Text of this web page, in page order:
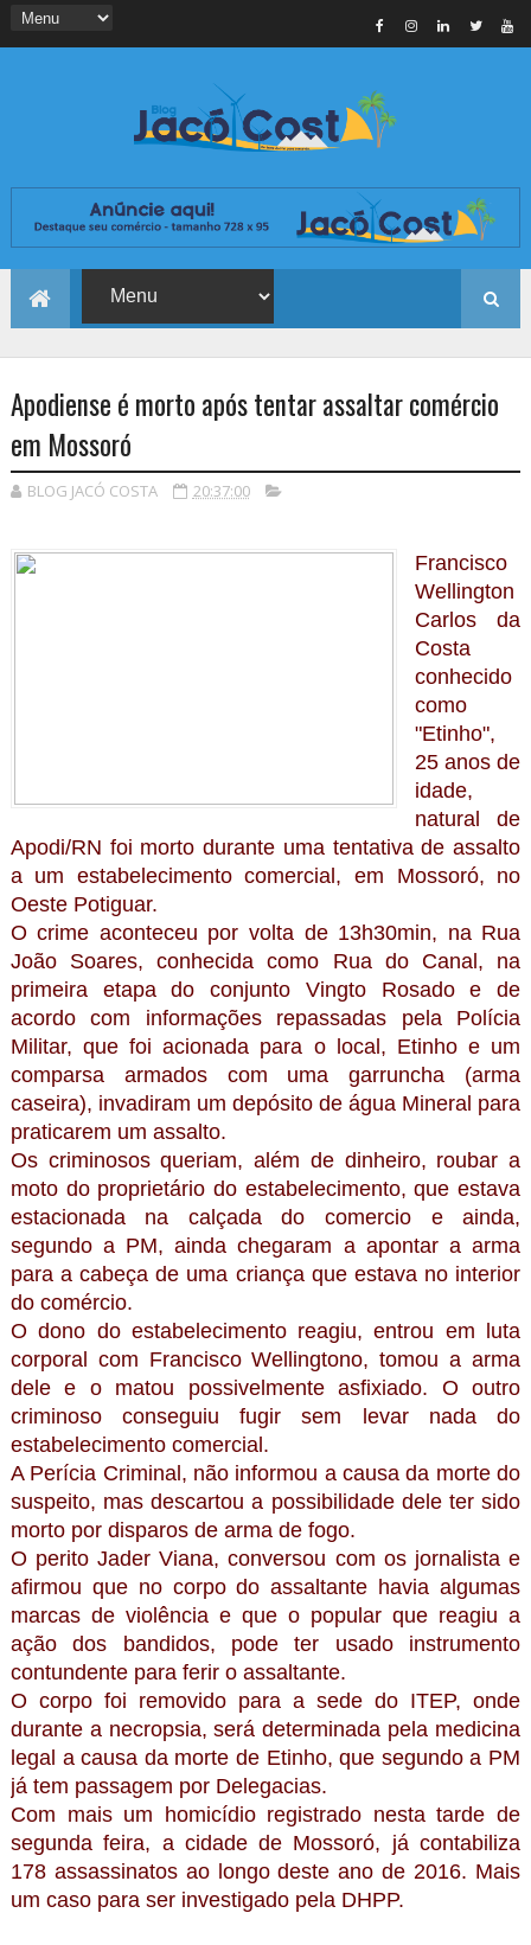
Apodiense é morto após tentar assaltar comércio
em Mossoró
BLOG JACÓ COSTA 20:37:00
Francisco
Wellington
Carlos da
Costa
conhecido
como
"Etinho",
25 anos de
idade,
natural de
Apodi/RN foi morto durante uma tentativa de assalto
a um estabelecimento comercial, em Mossoró, no
Oeste Potiguar.
O crime aconteceu por volta de 13h30min, na Rua
João Soares, conhecida como Rua do Canal, na
primeira etapa do conjunto Vingto Rosado e de
acordo com informações repassadas pela Polícia
Militar, que foi acionada para o local, Etinho e um
comparsa armados com uma garruncha (arma
caseira), invadiram um depósito de água Mineral para
praticarem um assalto.
Os criminosos queriam, além de dinheiro, roubar a
moto do proprietário do estabelecimento, que estava
estacionada na calçada do comercio e ainda,
segundo a PM, ainda chegaram a apontar a arma
para a cabeça de uma criança que estava no interior
do comércio.
O dono do estabelecimento reagiu, entrou em luta
corporal com Francisco Wellingtono, tomou a arma
dele e o matou possivelmente asfixiado. O outro
criminoso conseguiu fugir sem levar nada do
estabelecimento comercial.
A Perícia Criminal, não informou a causa da morte do
suspeito, mas descartou a possibilidade dele ter sido
morto por disparos de arma de fogo.
O perito Jader Viana, conversou com os jornalista e
afirmou que no corpo do assaltante havia algumas
marcas de violência e que o popular que reagiu a
ação dos bandidos, pode ter usado instrumento
contundente para ferir o assaltante.
O corpo foi removido para a sede do ITEP, onde
durante a necropsia, será determinada pela medicina
legal a causa da morte de Etinho, que segundo a PM
já tem passagem por Delegacias.
Com mais um homicídio registrado nesta tarde de
segunda feira, a cidade de Mossoró, já contabiliza
178 assassinatos ao longo deste ano de 2016. Mais
um caso para ser investigado pela DHPP.